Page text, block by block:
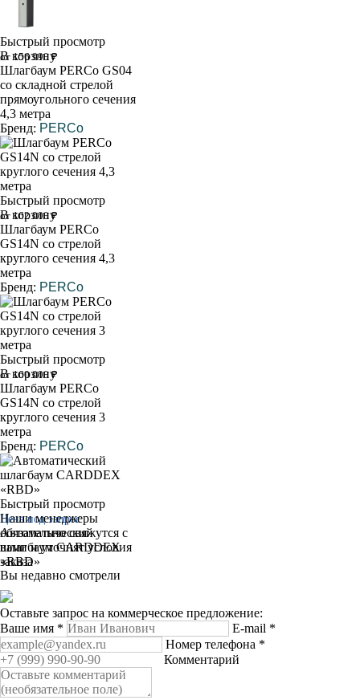
Быстрый просмотр
В корзину
от 156 990 ₽
Шлагбаум PERCo GS04
со складной стрелой
прямоугольного сечения
4,3 метра
Бренд: PERCo
Быстрый просмотр
В корзину
от 162 000 ₽
Шлагбаум PERCo
GS14N со стрелой
круглого сечения 4,3
метра
Бренд: PERCo
Быстрый просмотр
В корзину
от 160 000 ₽
Шлагбаум PERCo
GS14N со стрелой
круглого сечения 3
метра
Бренд: PERCo
Быстрый просмотр
Наши менеджеры
обязательно свяжутся с
вами и уточнят условия
заказа
Цена под запрос
Автоматический
шлагбаум CARDDEX
«RBD»
Вы недавно смотрели
Оставьте запрос на коммерческое предложение:
Ваше имя * E-mail *
Номер телефона *
Комментарий